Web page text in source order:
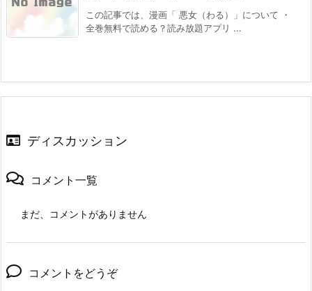
この記事では、漫画「 悪女（わる）」について ・
全巻無料で読める？読み放題アプリ ...
ディスカッション
コメント一覧
まだ、コメントがありません
コメントをどうぞ